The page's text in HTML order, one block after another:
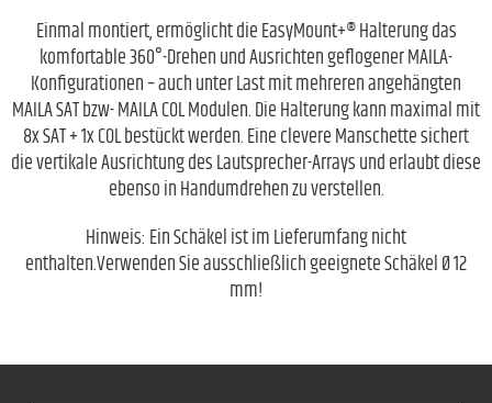
Einmal montiert, ermöglicht die EasyMount+® Halterung das
komfortable 360°-Drehen und Ausrichten geflogener MAILA-
Konfigurationen – auch unter Last mit mehreren angehängten
MAILA SAT bzw- MAILA COL Modulen. Die Halterung kann maximal mit
8x SAT + 1x COL bestückt werden. Eine clevere Manschette sichert
die vertikale Ausrichtung des Lautsprecher-Arrays und erlaubt diese
ebenso in Handumdrehen zu verstellen.
Hinweis: Ein Schäkel ist im Lieferumfang nicht
enthalten.Verwenden Sie ausschließlich geeignete Schäkel Ø 12
mm!